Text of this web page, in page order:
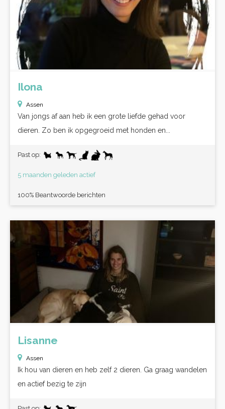
Ilona
Assen
Van jongs af aan heb ik een grote liefde gehad voor
dieren. Zo ben ik opgegroeid met honden en...
Past op:
5 maanden geleden actief
100% Beantwoorde berichten
Lisanne
Assen
Ik hou van dieren en heb zelf 2 dieren. Ga graag wandelen
en actief bezig te zijn